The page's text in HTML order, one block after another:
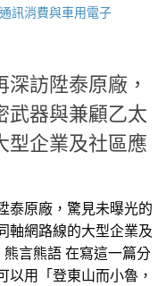
訊消費與車用電子
訪陞泰原廠，
武器與兼顧乙太
型企業及社區應
泰原廠，驚見未曝光的
軸網路線的大型企業及
言熊語 在寫這一篇分
以用「登東山而小魯，